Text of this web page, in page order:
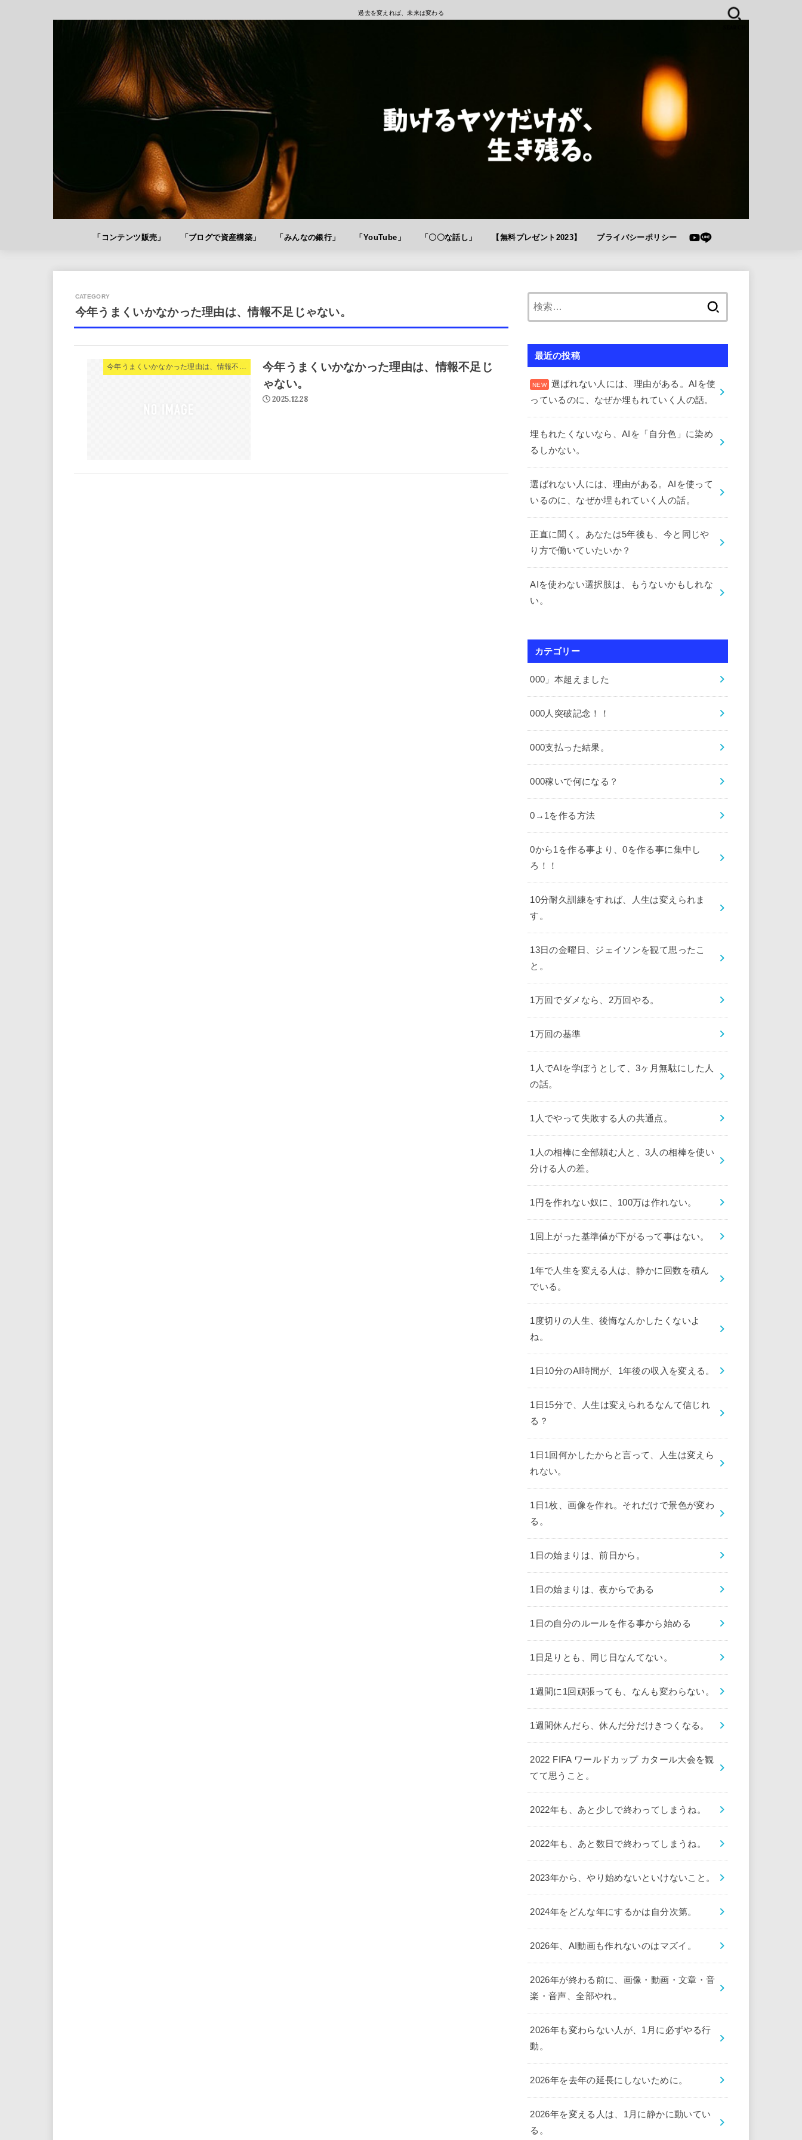
過去を変えれば、未来は変わる
「コンテンツ販売」 「ブログで資産構築」 「みんなの銀行」 「YouTube」 「〇〇な話し」 【無料プレゼント2023】 プライバシーポリシー
今年うまくいかなかった理由は、情報不足じゃない。
今年うまくいかなかった理由は、情報不足じゃない。
今年うまくいかなかった理由は、情報不足じ
ゃない。
2025.12.28
最近の投稿
選ばれない人には、理由がある。AIを使
っているのに、なぜか埋もれていく人の話。
埋もれたくないなら、AIを「自分色」に染め
るしかない。
選ばれない人には、理由がある。AIを使って
いるのに、なぜか埋もれていく人の話。
正直に聞く。あなたは5年後も、今と同じや
り方で働いていたいか？
AIを使わない選択肢は、もうないかもしれな
い。
カテゴリー
000」本超えました
000人突破記念！！
000支払った結果。
000稼いで何になる？
0→1を作る方法
0から1を作る事より、0を作る事に集中し
ろ！！
10分耐久訓練をすれば、人生は変えられま
す。
13日の金曜日、ジェイソンを観て思ったこ
と。
1万回でダメなら、2万回やる。
1万回の基準
1人でAIを学ぼうとして、3ヶ月無駄にした人
の話。
1人でやって失敗する人の共通点。
1人の相棒に全部頼む人と、3人の相棒を使い
分ける人の差。
1円を作れない奴に、100万は作れない。
1回上がった基準値が下がるって事はない。
1年で人生を変える人は、静かに回数を積ん
でいる。
1度切りの人生、後悔なんかしたくないよ
ね。
1日10分のAI時間が、1年後の収入を変える。
1日15分で、人生は変えられるなんて信じれ
る？
1日1回何かしたからと言って、人生は変えら
れない。
1日1枚、画像を作れ。それだけで景色が変わ
る。
1日の始まりは、前日から。
1日の始まりは、夜からである
1日の自分のルールを作る事から始める
1日足りとも、同じ日なんてない。
1週間に1回頑張っても、なんも変わらない。
1週間休んだら、休んだ分だけきつくなる。
2022 FIFA ワールドカップ カタール大会を観
てて思うこと。
2022年も、あと少しで終わってしまうね。
2022年も、あと数日で終わってしまうね。
2023年から、やり始めないといけないこと。
2024年をどんな年にするかは自分次第。
2026年、AI動画も作れないのはマズイ。
2026年が終わる前に、画像・動画・文章・音
楽・音声、全部やれ。
2026年も変わらない人が、1月に必ずやる行
動。
2026年を去年の延長にしないために。
2026年を変える人は、1月に静かに動いてい
る。